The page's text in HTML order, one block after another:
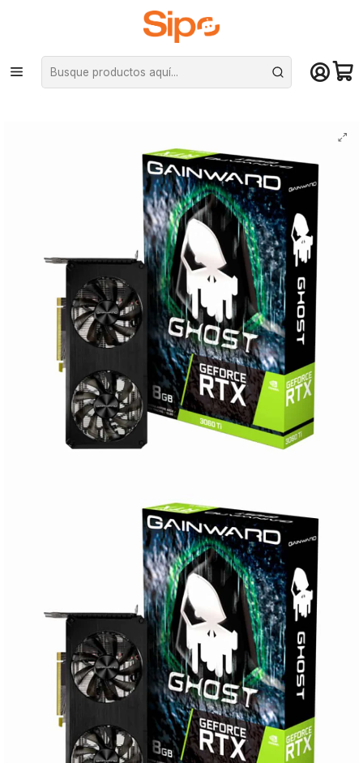
¡Compra hasta mediodía y recibe hoy! De lunes a sábado en el gran
Santiago. Envío gratis desde $29.990
Inicio Componentes PC Tarjeta de vídeo Nvidia GeForce
Tarjeta de Video Gráfica Gainward GeForce RTX 3060 Ti Ghost 8GB
GDDR6, 256bit